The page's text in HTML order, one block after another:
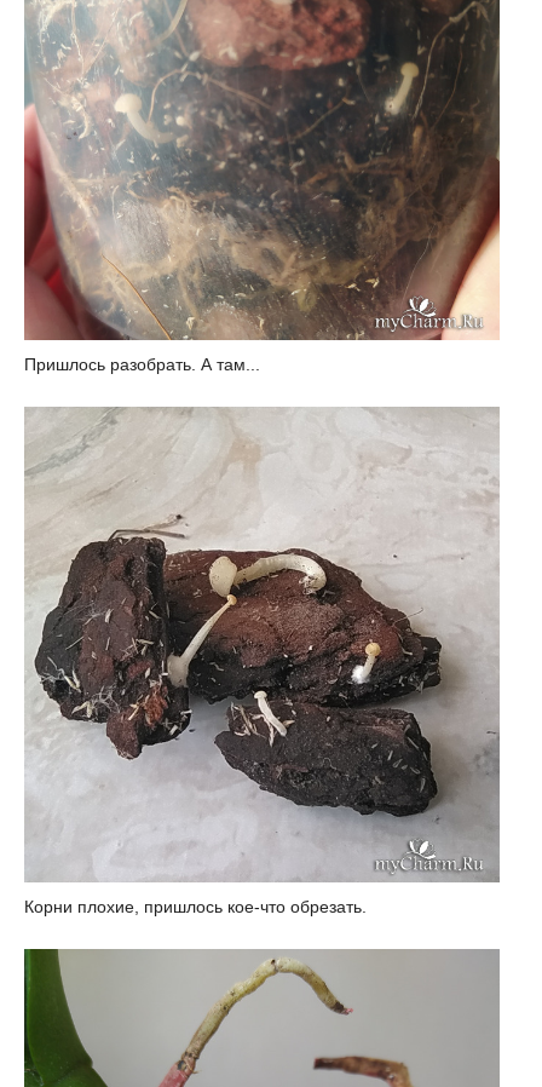
Пришлось разобрать. А там...
Корни плохие, пришлось кое-что обрезать.